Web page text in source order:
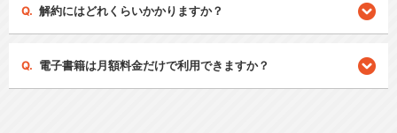
解約にはどれくらいかかりますか？
電子書籍は月額料金だけで利用できますか？